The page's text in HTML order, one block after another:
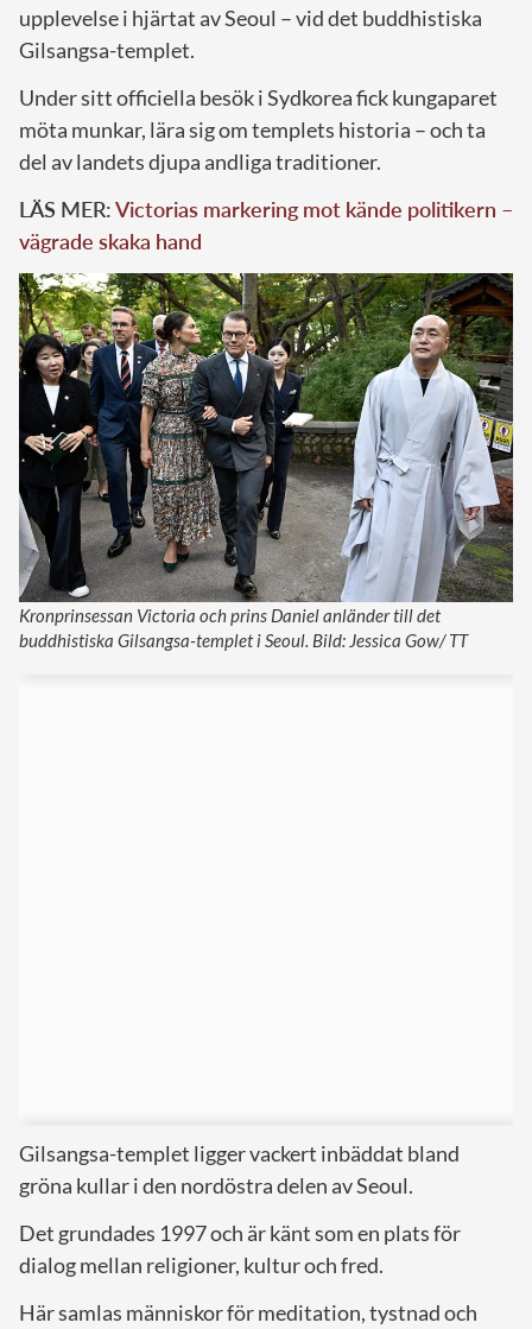
upplevelse i hjärtat av Seoul – vid det buddhistiska
Gilsangsa-templet.
Under sitt officiella besök i Sydkorea fick kungaparet
möta munkar, lära sig om templets historia – och ta
del av landets djupa andliga traditioner.
LÄS MER:Victorias markering mot kände politikern –
vägrade skaka hand
Kronprinsessan Victoria och prins Daniel anländer till det
buddhistiska Gilsangsa-templet i Seoul. Bild: Jessica Gow/ TT
Gilsangsa-templet ligger vackert inbäddat bland
gröna kullar i den nordöstra delen av Seoul.
Det grundades 1997 och är känt som en plats för
dialog mellan religioner, kultur och fred.
Här samlas människor för meditation, tystnad och